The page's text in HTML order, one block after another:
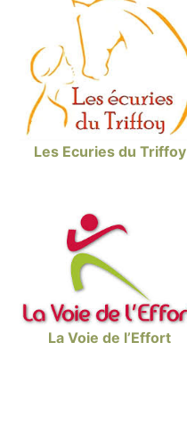
Les Ecuries du Triffoy
La Voie de l’Effort